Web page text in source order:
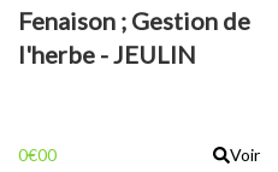
Fenaison ; Gestion de
l'herbe - JEULIN
0€00 Voir